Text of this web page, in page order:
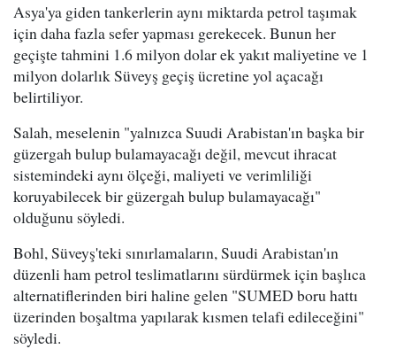
Asya'ya giden tankerlerin aynı miktarda petrol taşımak
için daha fazla sefer yapması gerekecek. Bunun her
geçişte tahmini 1.6 milyon dolar ek yakıt maliyetine ve 1
milyon dolarlık Süveyş geçiş ücretine yol açacağı
belirtiliyor.
Salah, meselenin "yalnızca Suudi Arabistan'ın başka bir
güzergah bulup bulamayacağı değil, mevcut ihracat
sistemindeki aynı ölçeği, maliyeti ve verimliliği
koruyabilecek bir güzergah bulup bulamayacağı"
olduğunu söyledi.
Bohl, Süveyş'teki sınırlamaların, Suudi Arabistan'ın
düzenli ham petrol teslimatlarını sürdürmek için başlıca
alternatiflerinden biri haline gelen "SUMED boru hattı
üzerinden boşaltma yapılarak kısmen telafi edileceğini"
söyledi.